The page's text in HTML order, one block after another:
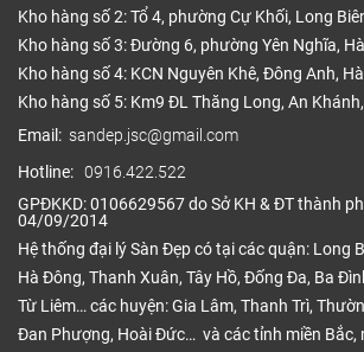
Kho hàng số 2: Tổ 4, phường Cự Khối, Long
Kho hàng số 3: Đường 6, phường Yên Nghĩa,
Kho hàng số 4: KCN Nguyên Khê, Đông Anh,
Kho hàng số 5: Km9 ĐL Thăng Long, An
Email: sandep.jsc@gmail.com
Hotline: 0916.422.522
GPĐKKD: 0106629567 do Sở KH & ĐT thành
04/09/2014
Hệ thống đại lý Sàn Đẹp có tại các quận: Long
Hà Đông, Thanh Xuân, Tây Hồ, Đống Đa, Ba
Từ Liêm… các huyện: Gia Lâm, Thanh Trì,
Đan Phượng, Hoài Đức… và các tỉnh miền Bắc,